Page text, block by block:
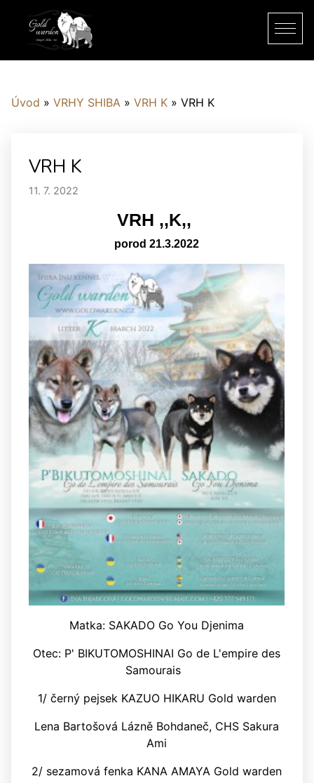
Úvod » VRHY SHIBA » VRH K » VRH K
VRH K
11. 7. 2022
VRH ,,K,,
porod 21.3.2022
Matka: SAKADO Go You Djenima
Otec: P' BIKUTOMOSHINAI Go de L'empire des
Samourais
1/ černý pejsek KAZUO HIKARU Gold warden
Lena Bartošová Lázně Bohdaneč, CHS Sakura
Ami
2/ sezamová fenka KANA AMAYA Gold warden